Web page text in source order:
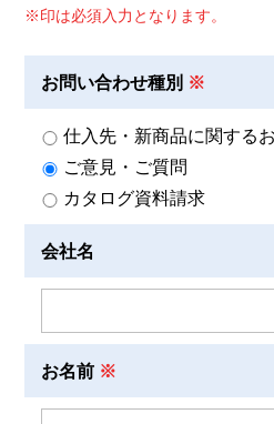
※印は必須入⼒となります。
お問い合わせ種別
仕入先・新商品に関する
ご意見・ご質問
カタログ資料請求
会社名
お名前